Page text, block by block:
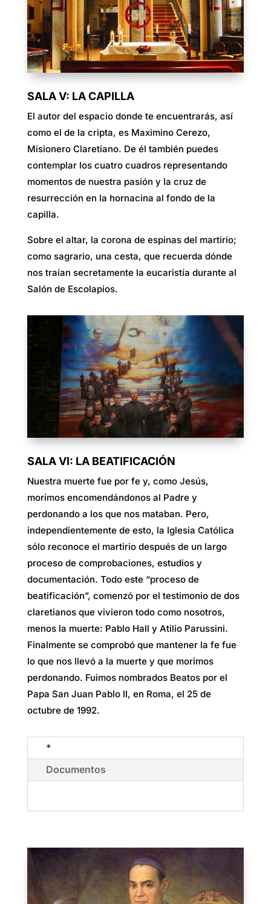
SALA V: LA CAPILLA
El autor del espacio donde te encuentrarás, así
como el de la cripta, es Maximino Cerezo,
Misionero Claretiano. De él también puedes
contemplar los cuatro cuadros representando
momentos de nuestra pasión y la cruz de
resurrección en la hornacina al fondo de la
capilla.
Sobre el altar, la corona de espinas del martirio;
como sagrario, una cesta, que recuerda dónde
nos traían secretamente la eucaristía durante al
Salón de Escolapios.
SALA VI: LA BEATIFICACIÓN
Nuestra muerte fue por fe y, como Jesús,
morimos encomendándonos al Padre y
perdonando a los que nos mataban. Pero,
independientemente de esto, la Iglesia Católica
sólo reconoce el martirio después de un largo
proceso de comprobaciones, estudios y
documentación. Todo este “proceso de
beatificación”, comenzó por el testimonio de dos
claretianos que vivieron todo como nosotros,
menos la muerte: Pablo Hall y Atilio Parussini.
Finalmente se comprobó que mantener la fe fue
lo que nos llevó a la muerte y que morimos
perdonando. Fuimos nombrados Beatos por el
Papa San Juan Pablo II, en Roma, el 25 de
octubre de 1992.
*
Documentos